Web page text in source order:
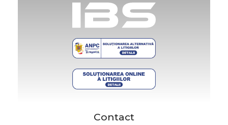
Contact